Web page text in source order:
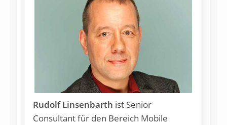
Rudolf Linsenbarth ist Seni­or
Consultant für den Be­reich Mobile